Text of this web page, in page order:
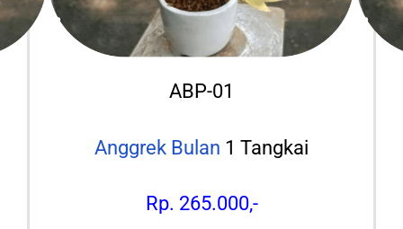
ABP-01
Anggrek Bulan 1 Tangkai
Rp. 265.000,-